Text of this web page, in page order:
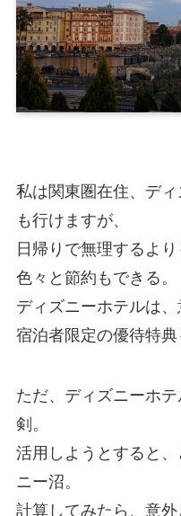
私は関東圏在住、デ
も行けますが、
日帰りで無理するよ
色々と節約もできる。
ディズニーホテルは、
宿泊者限定の優待特典
ただ、ディズニーホ
剣。
活用しようとすると
ニー沼。
計算してみたら、意